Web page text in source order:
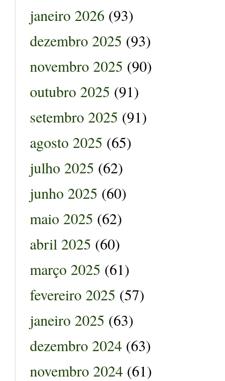
janeiro 2026 (93)
dezembro 2025 (93)
novembro 2025 (90)
outubro 2025 (91)
setembro 2025 (91)
agosto 2025 (65)
julho 2025 (62)
junho 2025 (60)
maio 2025 (62)
abril 2025 (60)
março 2025 (61)
fevereiro 2025 (57)
janeiro 2025 (63)
dezembro 2024 (63)
novembro 2024 (61)